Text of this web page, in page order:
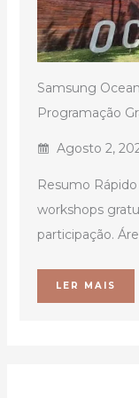
Samsung
Programação
Agosto 2,
Resumo
workshops
participação.
LER MAIS